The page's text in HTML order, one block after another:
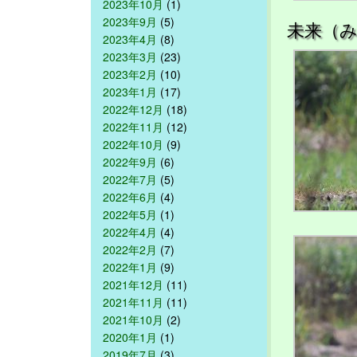
2023年10月 (1)
2023年9月 (5)
2023年4月 (8)
2023年3月 (23)
2023年2月 (10)
2023年1月 (17)
2022年12月 (18)
2022年11月 (12)
2022年10月 (9)
2022年9月 (6)
2022年7月 (5)
2022年6月 (4)
2022年5月 (1)
2022年4月 (4)
2022年2月 (7)
2022年1月 (9)
2021年12月 (11)
2021年11月 (11)
2021年10月 (2)
2020年1月 (1)
未来（